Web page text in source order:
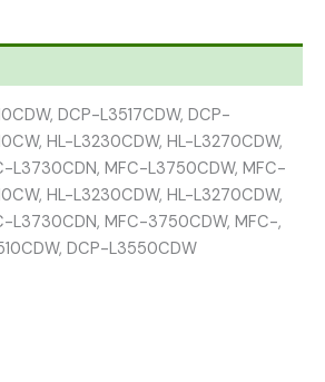
DCP-L3517CDW, DCP-
HL-L3230CDW, HL-L3270CDW,
L3730CDN, MFC-L3750CDW, MFC-
HL-L3230CDW, HL-L3270CDW,
L3730CDN, MFC-3750CDW, MFC-,
DCP-L3550CDW